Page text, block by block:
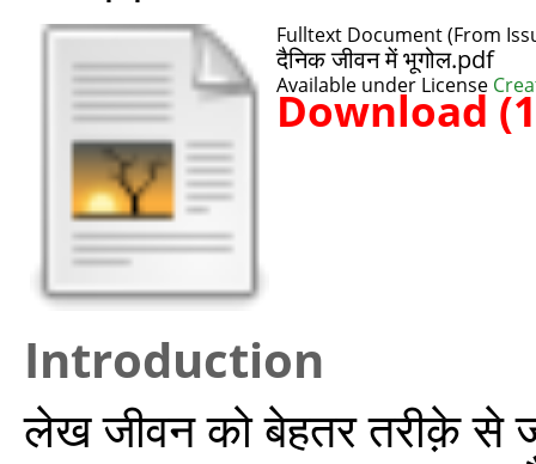
Fulltext Document (From
दैनिक जीवन में भूगोल.pdf
Available under License
Download
Introduction
लेख जीवन को बेहतर तरीक़े से